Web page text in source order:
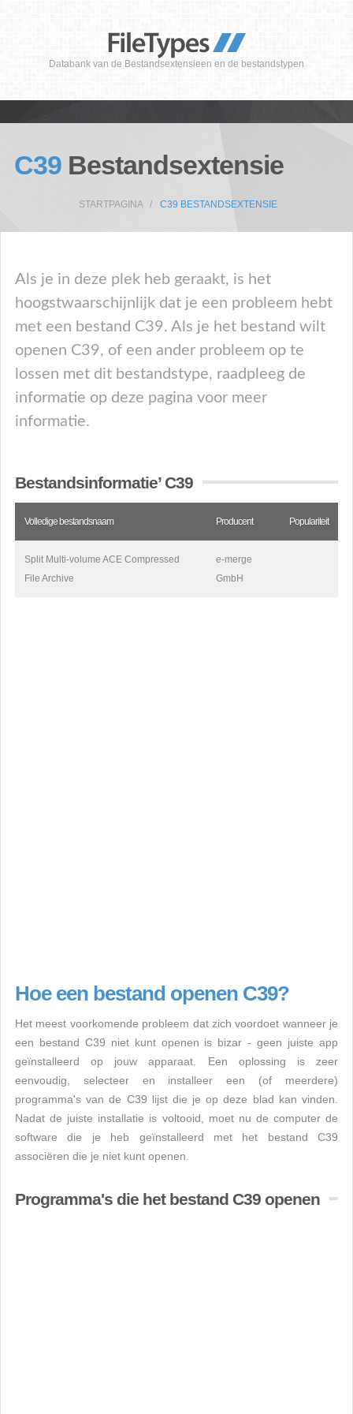
Databank van de Bestandsextensieen en de bestandstypen
C39 Bestandsextensie
STARTPAGINA C39 BESTANDSEXTENSIE
Als je in deze plek heb geraakt, is het
hoogstwaarschijnlijk dat je een probleem hebt
met een bestand C39. Als je het bestand wilt
openen C39, of een ander probleem op te
lossen met dit bestandstype, raadpleeg de
informatie op deze pagina voor meer
informatie.
Bestandsinformatie’ C39
Volledige bestandsnaam Producent Populariteit
Split Multi-volume ACE Compressed
File Archive
e-merge
GmbH
Hoe een bestand openen C39?
Het meest voorkomende probleem dat zich voordoet wanneer je
een bestand C39 niet kunt openen is bizar - geen juiste app
geïnstalleerd op jouw apparaat. Een oplossing is zeer
eenvoudig, selecteer en installeer een (of meerdere)
programma's van de C39 lijst die je op deze blad kan vinden.
Nadat de juiste installatie is voltooid, moet nu de computer de
software die je heb geïnstalleerd met het bestand C39
associëren die je niet kunt openen.
Programma's die het bestand C39 openen